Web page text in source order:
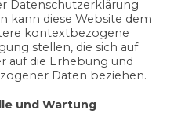
Datenschutzerklärung
kann diese Website dem
kontextbezogene
stellen, die sich auf
auf die Erhebung und
Daten beziehen.
und Wartung